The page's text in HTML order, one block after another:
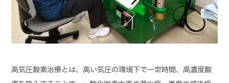
高気圧酸素治療とは、高い気圧の環境下で一定時間、高濃度酸